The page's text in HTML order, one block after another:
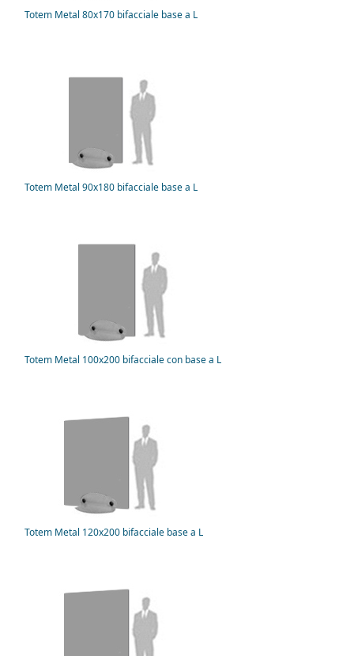
Totem Metal 80x170 bifacciale base a L
Totem Metal 90x180 bifacciale base a L
Totem Metal 100x200 bifacciale con base a L
Totem Metal 120x200 bifacciale base a L